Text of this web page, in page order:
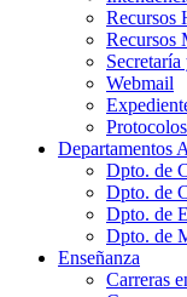
Recursos
Recursos
Webmail
Departamentos
Dpto. de
Dpto. de
Dpto. de
Dpto. de
Enseñanza
Carreras